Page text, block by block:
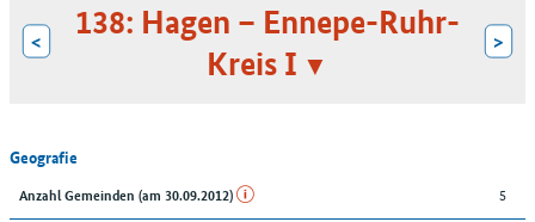
<
138: Hagen – Ennepe-Ruhr-
Kreis I
>
Geografie
Anzahl Gemeinden (am 30.09.2012) 5